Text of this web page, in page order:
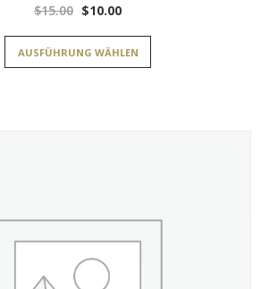
von 5
$15.00 Ursprünglicher
Preis
war:
$10.00Aktueller
Preis
ist:
AUSFÜHRUNG WÄHLEN